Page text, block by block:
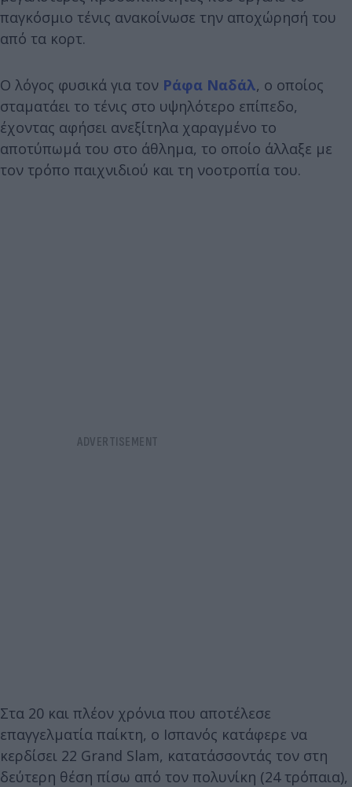
παγκόσμιο τένις ανακοίνωσε την αποχώρησή του
από τα κορτ.
Ο λόγος φυσικά για τον Ράφα Ναδάλ, ο οποίος
σταματάει το τένις στο υψηλότερο επίπεδο,
έχοντας αφήσει ανεξίτηλα χαραγμένο το
αποτύπωμά του στο άθλημα, το οποίο άλλαξε με
τον τρόπο παιχνιδιού και τη νοοτροπία του.
Στα 20 και πλέον χρόνια που αποτέλεσε
επαγγελματία παίκτη, ο Ισπανός κατάφερε να
κερδίσει 22 Grand Slam, κατατάσσοντάς τον στη
δεύτερη θέση πίσω από τον πολυνίκη (24 τρόπαια),